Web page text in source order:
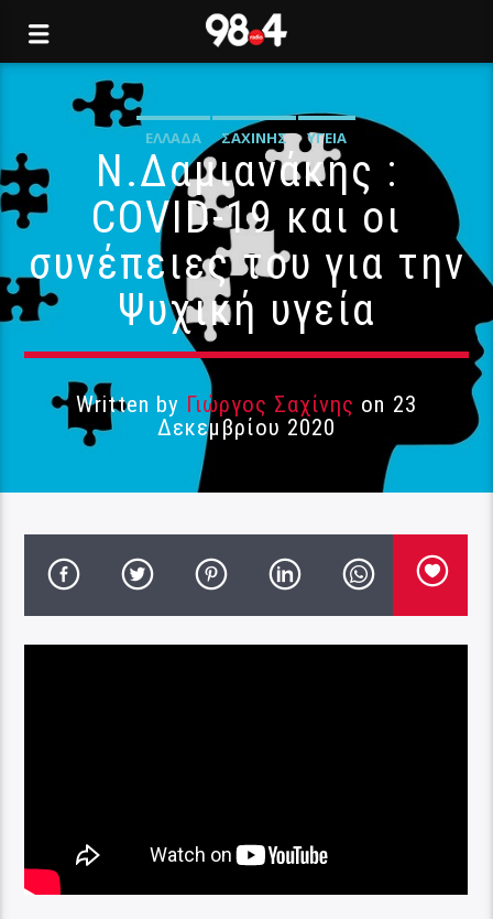
ΕΛΛΆΔΑ ΣΑΧΊΝΗΣ ΥΓΕΊΑ
Ν.Δαμιανάκης :
COVID-19 και οι
συνέπειες του για την
Ψυχική υγεία
Written by Γιώργος Σαχίνης on 23
Δεκεμβρίου 2020